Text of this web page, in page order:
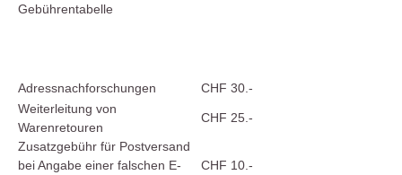
Gebührentabelle
Adressnachforschungen
CHF 30.-
Weiterleitung von
Warenretouren
CHF 25.-
Zusatzgebühr für Postversand
bei Angabe einer falschen E-
CHF 10.-